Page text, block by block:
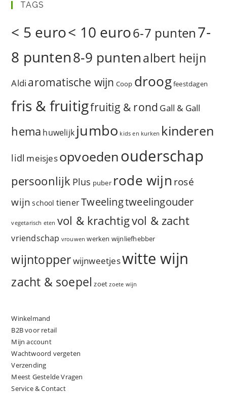
TAGS
< 5 euro< 10 euro6-7 punten7-
8 punten8-9 puntenalbert heijn
Aldi aromatische wijn Coop droogfeestdagen
fris & fruitigfruitig & rond Gall & Gall
hema huwelijk jumbo kids en kurken kinderen
lidl meisjesopvoedenouderschap
persoonlijk Plus puber rode wijn rosé
wijn school tienerTweelingtweelingouder
vegetarisch eten vol & krachtigvol & zacht
vriendschap vrouwen werken wijnliefhebber
wijntopperwijnweetjeswitte wijn
zacht & soepel zoet zoete wijn
Winkelmand
B2B voor retail
Mijn account
Wachtwoord vergeten
Verzending
Meest Gestelde Vragen
Service & Contact